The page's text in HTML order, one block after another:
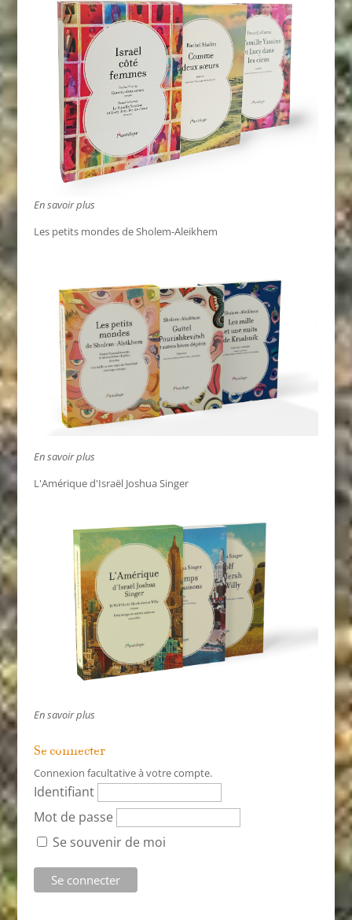
En savoir plus
Les petits mondes de Sholem-Aleikhem
En savoir plus
L'Amérique d'Israël Joshua Singer
En savoir plus
Se connecter
Connexion facultative à votre compte.
Identifiant
Mot de passe
Se souvenir de moi